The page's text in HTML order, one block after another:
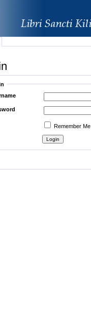
Remember Me